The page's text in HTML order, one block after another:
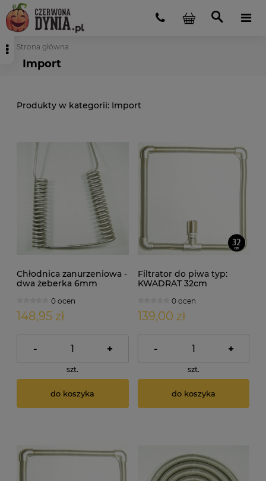
Strona główna
Import
Import
Chłodnica zanurzeniowa -
dwa żeberka 6mm
0 ocen
148,95 zł
- +
szt.
do koszyka
Filtrator do piwa typ:
KWADRAT 32cm
0 ocen
139,00 zł
- +
szt.
do koszyka